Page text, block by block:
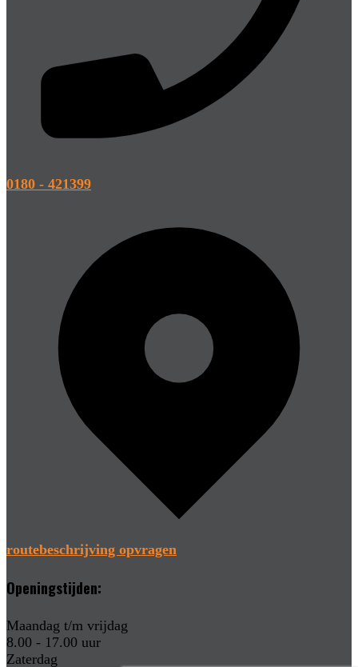
0180 - 421399
routebeschrijving opvragen
Openingstijden:
Maandag t/m vrijdag
8.00 - 17.00 uur
Zaterdag